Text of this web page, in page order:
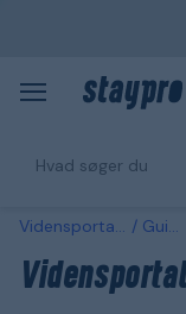
Vidensportalen Guider